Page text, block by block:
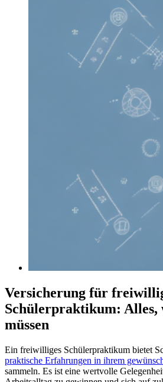
Versicherung für
Schülerpraktikum: Alles,
müssen
Ein freiwilliges Schülerpraktikum bietet
praktische Erfahrungen in ihrem
sammeln. Es ist eine wertvolle